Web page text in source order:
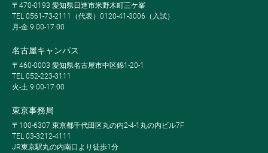
〒470-0193 愛知県日進市米野木町三ケ峯
TEL 0561-73-2111（代表）0120-41-3006（入試）
月-金 9:00-17:00
名古屋キャンパス
〒460-0003 愛知県名古屋市中区錦1-20-1
TEL 052-223-3111
火-土 9:00-17:00
東京事務局
〒100-6307 東京都千代田区丸の内2-4-1丸の内ビル7F
TEL 03-3212-4111
JR東京駅丸の内南口より徒歩1分